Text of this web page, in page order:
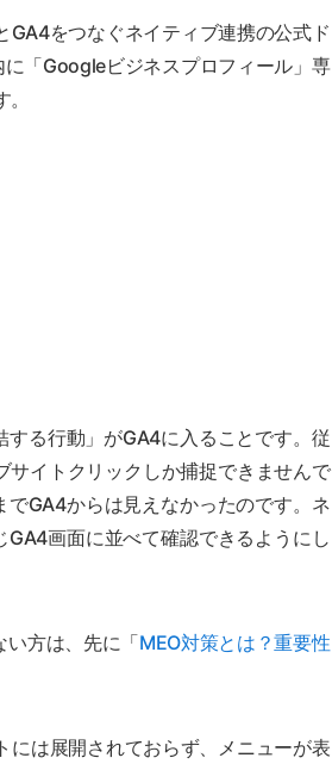
をつなぐネイティブ連携の公式ド
「Googleビジネスプロフィール」専
る行動」がGA4に入ることです。従
サイトクリックしか捕捉できませんで
GA4からは見えなかったのです。ネ
画面に並べて確認できるようにし
い方は、先に「MEO対策とは？重要性
は展開されておらず、メニューが表